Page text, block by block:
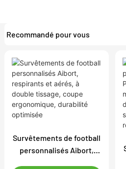
Recommandé pour vous
Survêtements de football
personnalisés Aibort,